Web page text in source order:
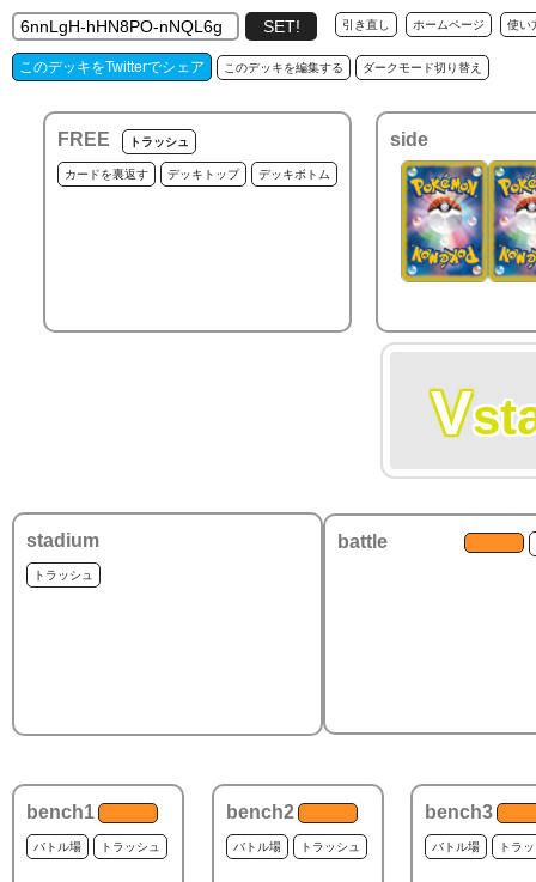
引き直し ホームページ 使い
このデッキをTwitterでシェア このデッキを編集する ダークモード切り替え
FREE トラッシュ
カードを裏返す デッキトップ デッキボトム
side
V
stadium
トラッシュ
battle
bench1
バトル場 トラッシュ
bench2
バトル場 トラッシュ
bench3
バトル場 トラ